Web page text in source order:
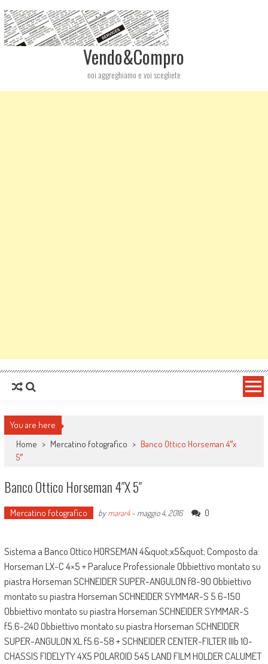
Vendo&Compro
noi aggreghiamo e voi scegliete
You are here
Home > Mercatino fotografico > Banco Ottico Horseman 4″x
5″
Banco Ottico Horseman 4″x 5″
Mercatino fotografico bymarar4- maggio 4, 2016 0
Sistema a Banco Ottico HORSEMAN 4&quot;x5&quot; Composto da:
Horseman LX-C 4×5 + Paraluce Professionale Obbiettivo montato su
piastra Horseman SCHNEIDER SUPER-ANGULON f8-90 Obbiettivo
montato su piastra Horseman SCHNEIDER SYMMAR-S 5.6-150
Obbiettivo montato su piastra Horseman SCHNEIDER SYMMAR-S
f5.6-240 Obbiettivo montato su piastra Horseman SCHNEIDER
SUPER-ANGULON XL f5.6-58 + SCHNEIDER CENTER-FILTER IIIb 10-
CHASSIS FIDELYTY 4X5 POLAROID 545 LAND FILM HOLDER CALUMET